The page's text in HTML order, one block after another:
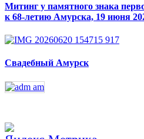
Митинг у памятного знака
к 68-летию Амурска, 19 июня
Свадебный Амурск